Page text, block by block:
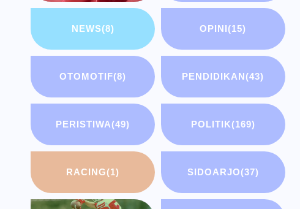
NEWS(8) OPINI(15)
OTOMOTIF(8) PENDIDIKAN(43)
PERISTIWA(49) POLITIK(169)
RACING(1) SIDOARJO(37)